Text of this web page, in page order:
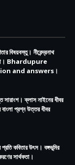
বিষয়বস্তু। নীরেন্দ্রনাথ
Bhardupure
and answers।
ক্লাস নাইনের ধীবর
প্রশ্ন উত্তর ধীবর
কবিতার উৎস। বঙ্গভূমির
সার্থকতা।